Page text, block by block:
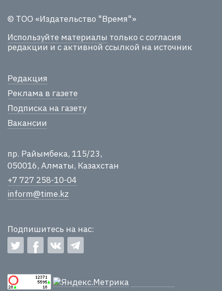
© ТОО «Издательство "Время"»
Используйте материалы только с согласия
редакции и с активной ссылкой на источник
Редакция
Реклама в газете
Подписка на газету
Вакансии
пр. Райымбека, 115/23,
050016, Алматы, Казахстан
+7 727 258-10-04
inform@time.kz
Подпишитесь на нас: